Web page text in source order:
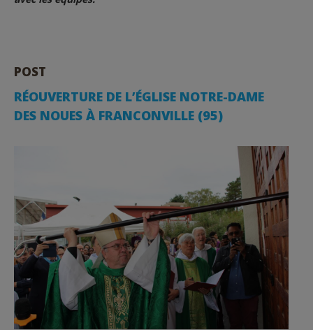
POST
RÉOUVERTURE DE L’ÉGLISE NOTRE-DAME
DES NOUES À FRANCONVILLE (95)